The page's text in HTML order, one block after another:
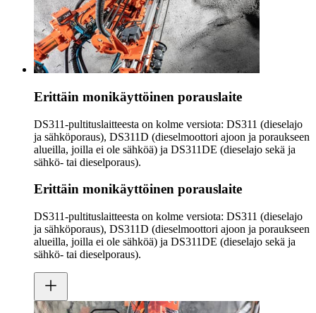
Erittäin monikäyttöinen porauslaite
DS311-pultituslaitteesta on kolme versiota: DS311 (dieselajo
ja sähköporaus), DS311D (dieselmoottori ajoon ja poraukseen
alueilla, joilla ei ole sähköä) ja DS311DE (dieselajo sekä ja
sähkö- tai dieselporaus).
Erittäin monikäyttöinen porauslaite
DS311-pultituslaitteesta on kolme versiota: DS311 (dieselajo
ja sähköporaus), DS311D (dieselmoottori ajoon ja poraukseen
alueilla, joilla ei ole sähköä) ja DS311DE (dieselajo sekä ja
sähkö- tai dieselporaus).